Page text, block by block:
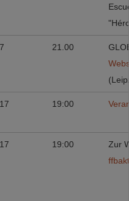
21.00
19:00
19:00
Zur